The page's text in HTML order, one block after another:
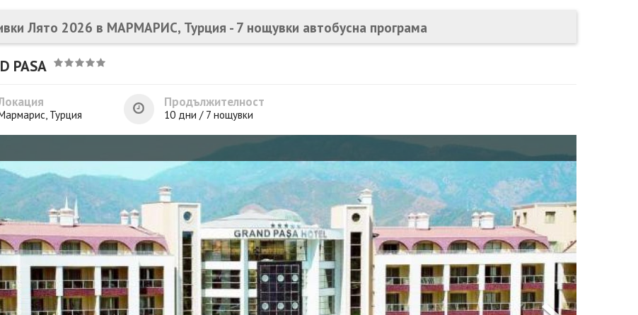
Лято 2026 в МАРМАРИС, Турция - 7 нощувки автобусна програма
PASA
Турция
Продължителност
10 дни / 7 нощувки